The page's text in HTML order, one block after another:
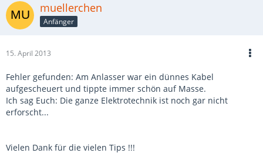
muellerchen
Anfänger
15. April 2013
Fehler gefunden: Am Anlasser war ein dünnes Kabel
aufgescheuert und tippte immer schön auf Masse.
Ich sag Euch: Die ganze Elektrotechnik ist noch gar nicht
erforscht...
Vielen Dank für die vielen Tips !!!